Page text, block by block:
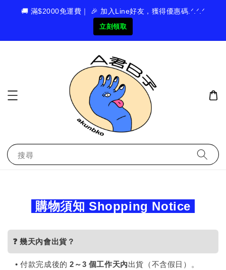
🚚 滿$2000免運費｜ 🎉 加入Line好友，獲得優惠碼.ᐟ.ᐟ.ᐟ
立刻領取
搜尋
購物須知 Shopping Notice
❓ 幾天內會出貨？
• 付款完成後的2～3 個工作天內出貨（不含假日）。